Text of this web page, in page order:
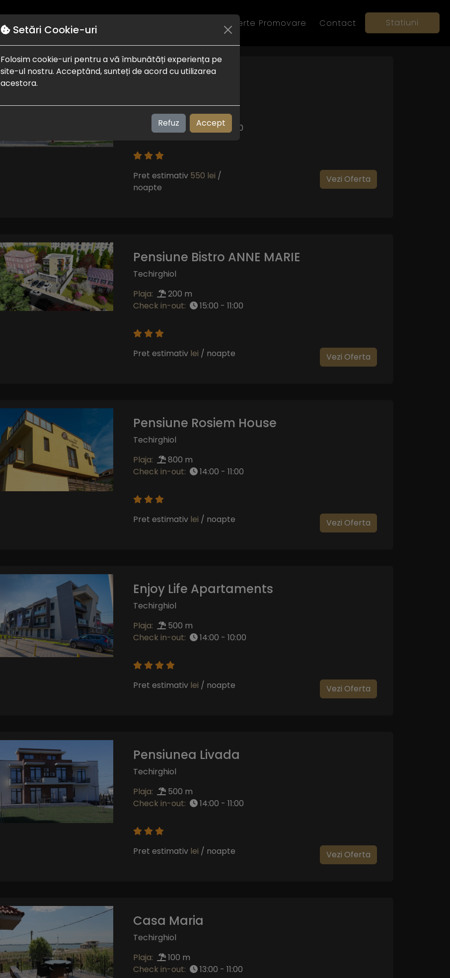
Autentificare Puncte de interes Oferte Promovare Contact Statiuni
Hotel Anina
Plaja:
200 m
Check in-out:
15:00 - 11:00
Pret estimativ 550 lei /
noapte
Vezi Oferta
Pensiune Bistro ANNE MARIE
Techirghiol
Plaja:
200 m
Check in-out:
15:00 - 11:00
Pret estimativ lei / noapte Vezi Oferta
Pensiune Rosiem House
Techirghiol
Plaja:
800 m
Check in-out:
14:00 - 11:00
Pret estimativ lei / noapte Vezi Oferta
Enjoy Life Apartaments
Techirghiol
Plaja:
500 m
Check in-out:
14:00 - 10:00
Pret estimativ lei / noapte Vezi Oferta
Pensiunea Livada
Techirghiol
Plaja:
500 m
Check in-out:
14:00 - 11:00
Pret estimativ lei / noapte Vezi Oferta
Casa Maria
Techirghiol
Plaja:
100 m
Check in-out:
13:00 - 11:00
Setări Cookie-uri
Folosim cookie-uri pentru a vă îmbunătăți experiența pe
site-ul nostru. Acceptând, sunteți de acord cu utilizarea
acestora.
Refuz Accept